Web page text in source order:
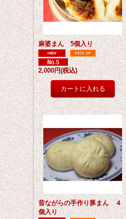
麻婆まん 5個入り
2,000円(税込)
昔ながらの手作り豚まん ４
個入り